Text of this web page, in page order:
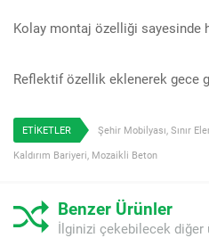
Kolay montaj özelliği sayesinde
Reflektif özellik eklenerek gece
ETİKETLER Şehir Mobilyası Sınır
Kaldırım Bariyeri Mozaikli Beton
Benzer Ürünler
İlginizi çekebilecek diğer